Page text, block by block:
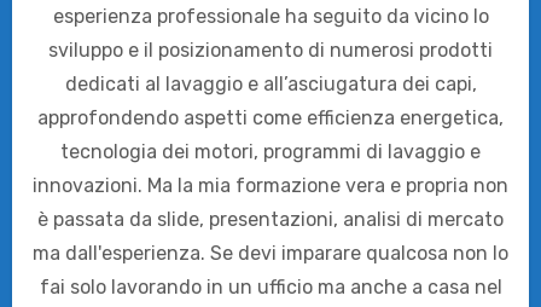
esperienza professionale ha seguito da vicino lo
sviluppo e il posizionamento di numerosi prodotti
dedicati al lavaggio e all’asciugatura dei capi,
approfondendo aspetti come efficienza energetica,
tecnologia dei motori, programmi di lavaggio e
innovazioni. Ma la mia formazione vera e propria non
è passata da slide, presentazioni, analisi di mercato
ma dall'esperienza. Se devi imparare qualcosa non lo
fai solo lavorando in un ufficio ma anche a casa nel